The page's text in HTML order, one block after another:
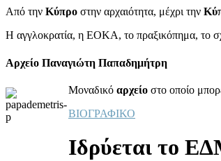
Από την Κύπρο στην αρχαιότητα, μέχρι την
Η αγγλοκρατία, η ΕΟΚΑ, το πραξικόπημα, το
Αρχείο Παναγιώτη Παπαδημήτρη
Μοναδικό αρχείο στο οποίο
ΒΙΟΓΡΑΦΙΚΟ
Iδρύεται τo